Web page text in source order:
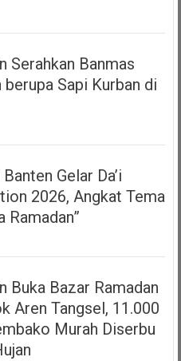
Serahkan Banmas
berupa Sapi Kurban di
Gelar Da’i
2026, Angkat Tema
Ramadan”
Buka Bazar Ramadan
Aren Tangsel, 11.000
Murah Diserbu